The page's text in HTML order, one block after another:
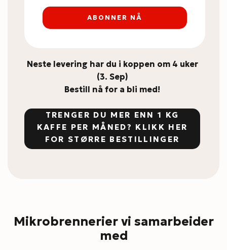
ABONNER NÅ
Neste levering har du i koppen om 4 uker
(3. Sep)
Bestill nå for a bli med!
TRENGER DU MER ENN 1 KG
KAFFE PER MÅNED? KLIKK HER
FOR STØRRE BESTILLINGER
Mikrobrennerier vi samarbeider
med